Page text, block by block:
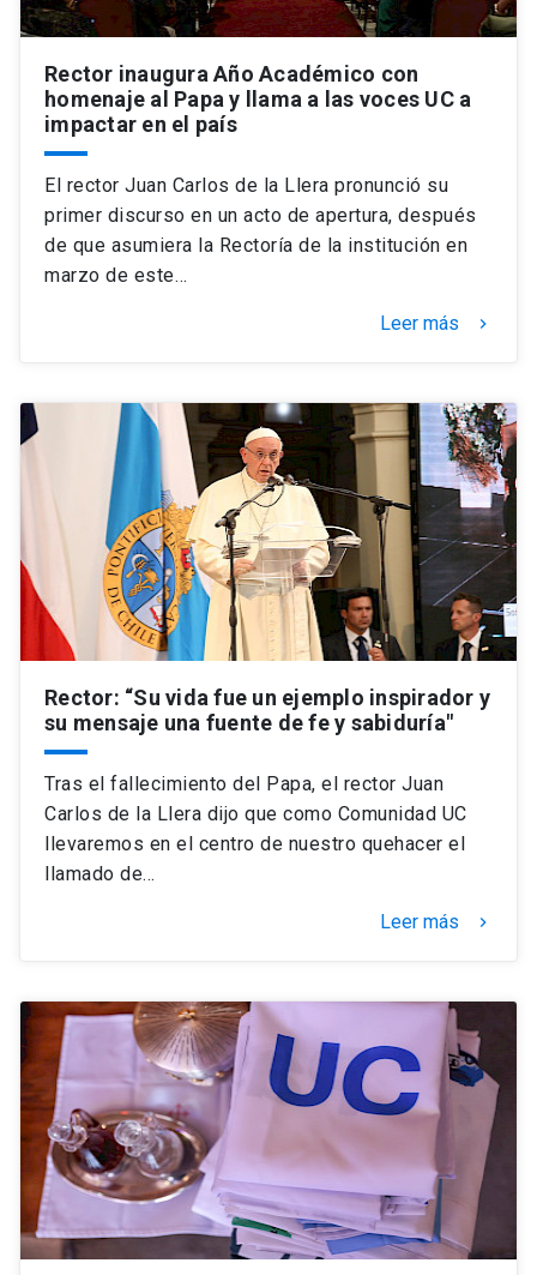
Rector inaugura Año Académico con
homenaje al Papa y llama a las voces UC a
impactar en el país
El rector Juan Carlos de la Llera pronunció su
primer discurso en un acto de apertura, después
de que asumiera la Rectoría de la institución en
marzo de este…
Leer más keyboard_arrow_right
Rector: “Su vida fue un ejemplo inspirador y
su mensaje una fuente de fe y sabiduría"
Tras el fallecimiento del Papa, el rector Juan
Carlos de la Llera dijo que como Comunidad UC
llevaremos en el centro de nuestro quehacer el
llamado de…
Leer más keyboard_arrow_right